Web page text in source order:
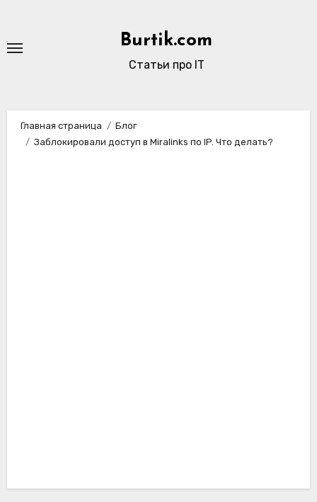
содержимому
Burtik.com
Статьи про IT
Главная страница
Блог
Заблокировали доступ в Miralinks по IP. Что делать?